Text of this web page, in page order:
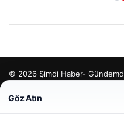
© 2026 Şimdi Haber-
Göz Atın